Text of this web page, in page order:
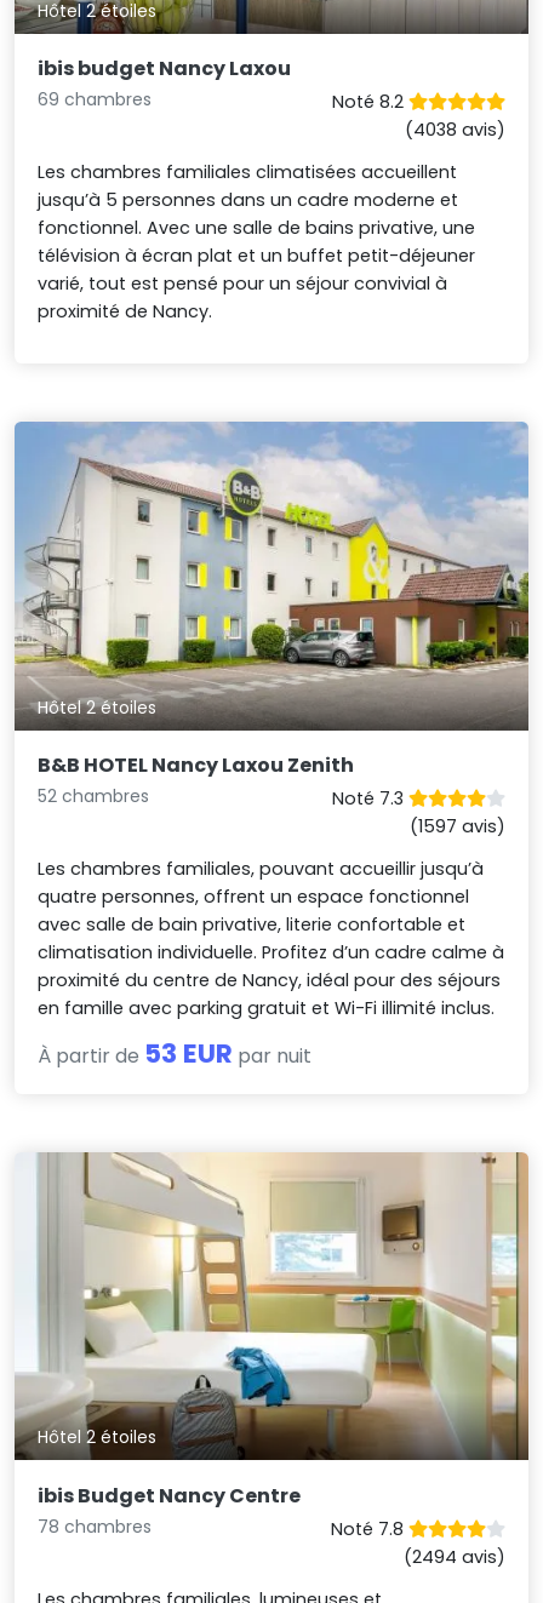
Hôtel 2 étoiles
ibis budget Nancy Laxou
69 chambres
Noté 8.2
(4038 avis)
Les chambres familiales climatisées accueillent
jusqu’à 5 personnes dans un cadre moderne et
fonctionnel. Avec une salle de bains privative, une
télévision à écran plat et un buffet petit-déjeuner
varié, tout est pensé pour un séjour convivial à
proximité de Nancy.
Hôtel 2 étoiles
B&B HOTEL Nancy Laxou Zenith
52 chambres
Noté 7.3
(1597 avis)
Les chambres familiales, pouvant accueillir jusqu’à
quatre personnes, offrent un espace fonctionnel
avec salle de bain privative, literie confortable et
climatisation individuelle. Profitez d’un cadre calme à
proximité du centre de Nancy, idéal pour des séjours
en famille avec parking gratuit et Wi-Fi illimité inclus.
À partir de 53 EUR par nuit
Hôtel 2 étoiles
ibis Budget Nancy Centre
78 chambres
Noté 7.8
(2494 avis)